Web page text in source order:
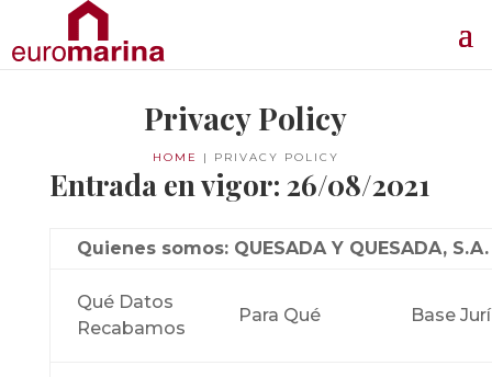
Privacy Policy
HOME | PRIVACY POLICY
Entrada en vigor: 26/08/2021
Quienes somos: QUESADA Y QUESADA,
Qué Datos
Recabamos
Para Qué Base